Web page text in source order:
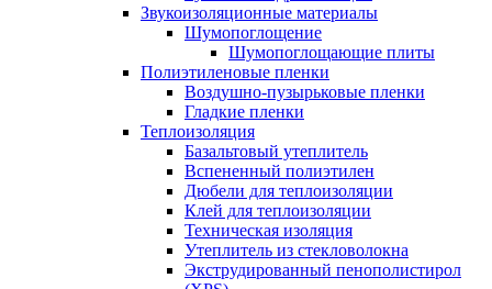
Звукоизоляционные материалы
Шумопоглощение
Шумопоглощающие плиты
Полиэтиленовые пленки
Воздушно-пузырьковые пленки
Гладкие пленки
Теплоизоляция
Базальтовый утеплитель
Вспененный полиэтилен
Дюбели для теплоизоляции
Клей для теплоизоляции
Техническая изоляция
Утеплитель из стекловолокна
Экструдированный пенополистирол